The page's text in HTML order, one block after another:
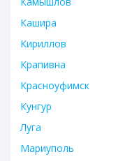
Кашира
Кириллов
Крапивна
Красноуфимск
Кунгур
Луга
Мариуполь